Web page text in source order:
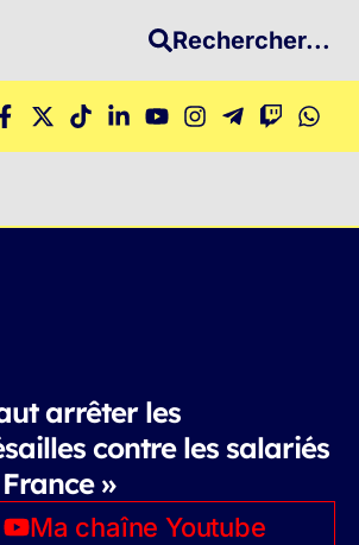
Rechercher...
arrêter les
contre les salariés
»
Ma chaîne Youtube